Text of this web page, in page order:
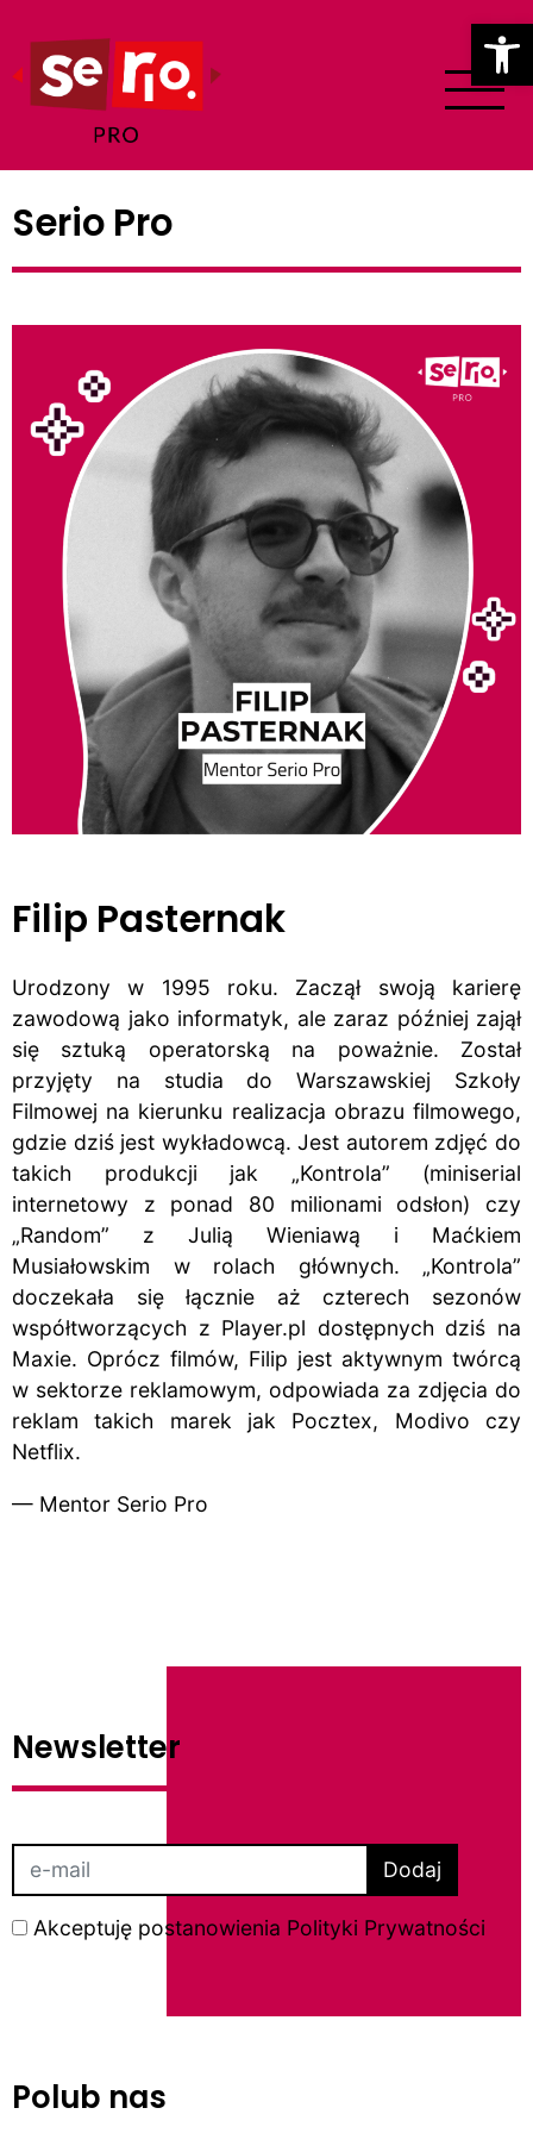
Serio Pro
Filip Pasternak
Urodzony w 1995 roku. Zaczął swoją karierę
zawodową jako informatyk, ale zaraz później zajął
się sztuką operatorską na poważnie. Został
przyjęty na studia do Warszawskiej Szkoły
Filmowej na kierunku realizacja obrazu filmowego,
gdzie dziś jest wykładowcą. Jest autorem zdjęć do
takich produkcji jak „Kontrola” (miniserial
internetowy z ponad 80 milionami odsłon) czy
„Random” z Julią Wieniawą i Maćkiem
Musiałowskim w rolach głównych. „Kontrola”
doczekała się łącznie aż czterech sezonów
współtworzących z Player.pl dostępnych dziś na
Maxie. Oprócz filmów, Filip jest aktywnym twórcą
w sektorze reklamowym, odpowiada za zdjęcia do
reklam takich marek jak Pocztex, Modivo czy
Netflix.
— Mentor Serio Pro
Newsletter
Dodaj
Akceptuję postanowienia Polityki Prywatności
Polub nas